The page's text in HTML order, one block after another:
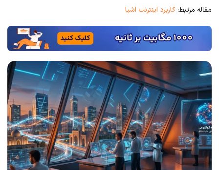
مقاله مرتبط:کاربرد اینترنت اشیا